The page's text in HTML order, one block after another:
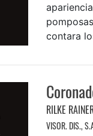
contara
RILKE
VISOR. DIS.,